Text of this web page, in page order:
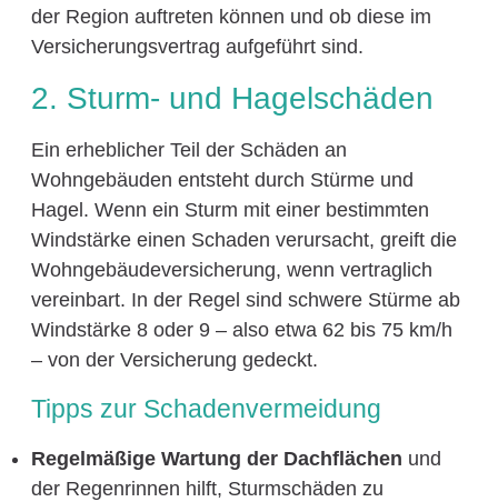
der Region auftreten können und ob diese im
Versicherungsvertrag aufgeführt sind.
2. Sturm- und Hagelschäden
Ein erheblicher Teil der Schäden an
Wohngebäuden entsteht durch Stürme und
Hagel. Wenn ein Sturm mit einer bestimmten
Windstärke einen Schaden verursacht, greift die
Wohngebäudeversicherung, wenn vertraglich
vereinbart. In der Regel sind schwere Stürme ab
Windstärke 8 oder 9 – also etwa 62 bis 75 km/h
– von der Versicherung gedeckt.
Tipps zur Schadenvermeidung
Regelmäßige Wartung der Dachflächen und
der Regenrinnen hilft, Sturmschäden zu